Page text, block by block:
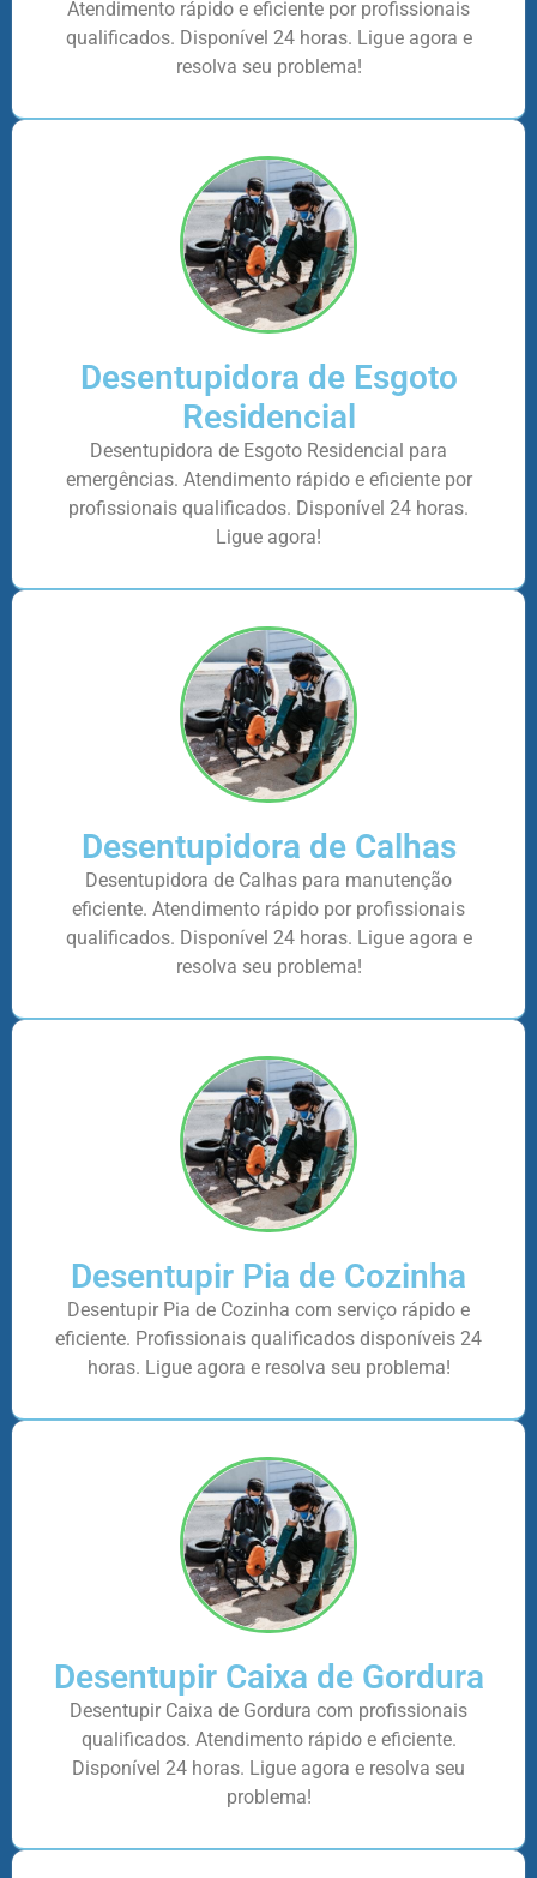
Atendimento rápido e eficiente por profissionais
qualificados. Disponível 24 horas. Ligue agora e
resolva seu problema!
Desentupidora de Esgoto
Residencial
Desentupidora de Esgoto Residencial para
emergências. Atendimento rápido e eficiente por
profissionais qualificados. Disponível 24 horas.
Ligue agora!
Desentupidora de Calhas
Desentupidora de Calhas para manutenção
eficiente. Atendimento rápido por profissionais
qualificados. Disponível 24 horas. Ligue agora e
resolva seu problema!
Desentupir Pia de Cozinha
Desentupir Pia de Cozinha com serviço rápido e
eficiente. Profissionais qualificados disponíveis 24
horas. Ligue agora e resolva seu problema!
Desentupir Caixa de Gordura
Desentupir Caixa de Gordura com profissionais
qualificados. Atendimento rápido e eficiente.
Disponível 24 horas. Ligue agora e resolva seu
problema!